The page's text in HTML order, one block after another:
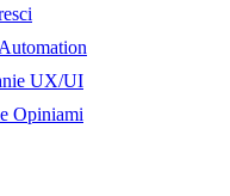
UX/UI
Opiniami